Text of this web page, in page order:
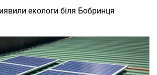
екологи біля Бобринця